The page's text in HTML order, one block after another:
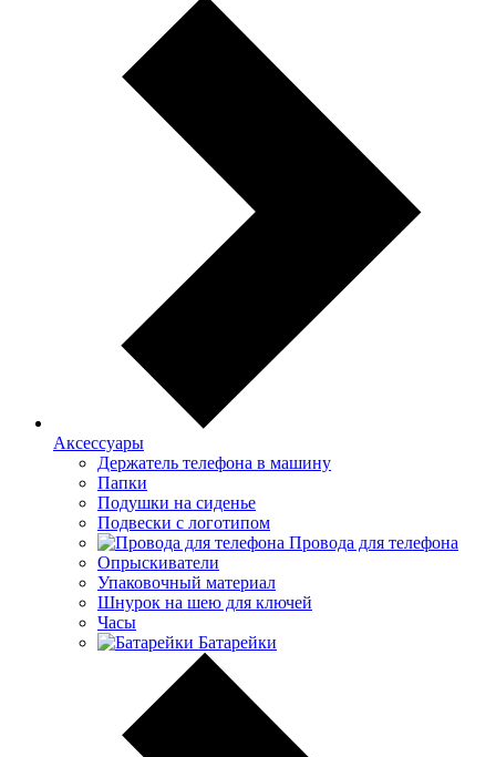
Аксессуары
Держатель телефона в машину
Папки
Подушки на сиденье
Подвески с логотипом
Провода для телефона
Опрыскиватели
Упаковочный материал
Шнурок на шею для ключей
Часы
Батарейки